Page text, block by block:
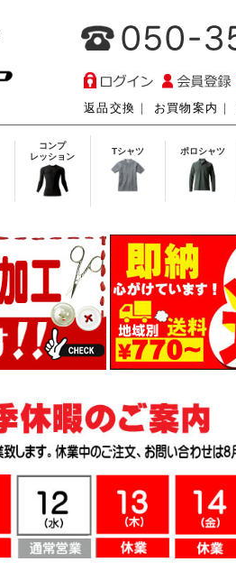
返品交換 ｜ お買物案内 ｜
コンプ
レッション
Tシャツ ポロシャツ